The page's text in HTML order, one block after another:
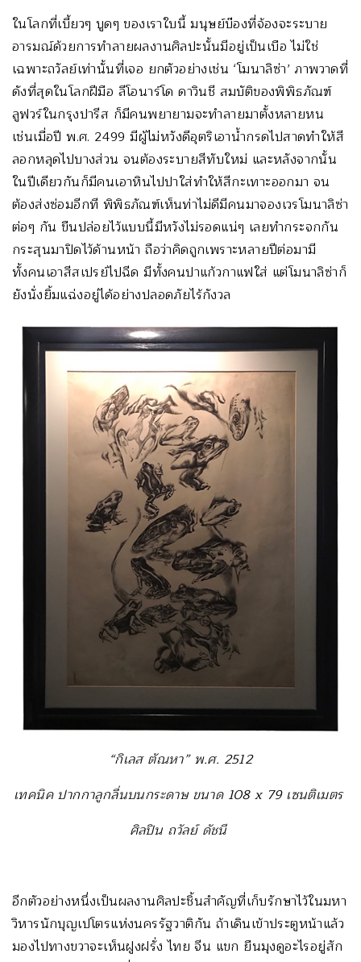
ในโลกที่เบี้ยวๆ บูดๆ ของเราใบนี้ มนุษย์บ๊องที่จ้องจะระบาย
อารมณ์ด้วยการทำลายผลงานศิลปะนั้นมีอยู่เป็นเบือ ไม่ใช่
เฉพาะถวัลย์เท่านั้นที่เจอ ยกตัวอย่างเช่น ‘โมนาลิซ่า’ ภาพวาดที่
ดังที่สุดในโลกฝีมือ ลีโอนาร์โด ดาวินชี สมบัติของพิพิธภัณฑ์
ลูฟวร์ในกรุงปารีส ก็มีคนพยายามจะทำลายมาตั้งหลายหน
เช่นเมื่อปี พ.ศ. 2499 มีผู้ไม่หวังดีอุตริเอาน้ำกรดไปสาดทำให้สี
ลอกหลุดไปบางส่วน จนต้องระบายสีทับใหม่ และหลังจากนั้น
ในปีเดียวกันก็มีคนเอาหินไปปาใส่ทำให้สีกะเทาะออกมา จน
ต้องส่งซ่อมอีกที พิพิธภัณฑ์เห็นท่าไม่ดีมีคนมาจองเวรโมนาลิซ่า
ต่อๆ กัน ขืนปล่อยไว้แบบนี้มีหวังไม่รอดแน่ๆ เลยทำกระจกกัน
กระสุนมาปิดไว้ด้านหน้า ถือว่าคิดถูกเพราะหลายปีต่อมามี
ทั้งคนเอาสีสเปรย์ไปฉีด มีทั้งคนปาแก้วกาแฟใส่ แต่โมนาลิซ่าก็
ยังนั่งยิ้มแฉ่งอยู่ได้อย่างปลอดภัยไร้กังวล
“กิเลส ตัณหา” พ.ศ. 2512
เทคนิค ปากกาลูกลื่นบนกระดาษ ขนาด 108 x 79 เซนติเมตร
ศิลปิน ถวัลย์ ดัชนี
อีกตัวอย่างหนึ่งเป็นผลงานศิลปะชิ้นสำคัญที่เก็บรักษาไว้ในมหา
วิหารนักบุญเปโตรแห่งนครรัฐวาติกัน ถ้าเดินเข้าประตูหน้าแล้ว
มองไปทางขวาจะเห็นฝูงฝรั่ง ไทย จีน แขก ยืนมุงดูอะไรอยู่สัก